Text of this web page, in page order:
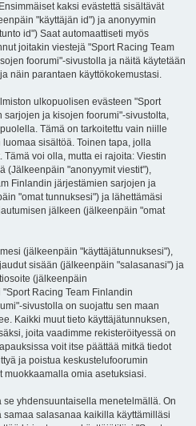
kaksi evästettä sisältävät
"käyttäjän id") ja anonyymin
id") Saat automaattiseti myös
joitakin viestejä "Sport Racing Team
foorumi"-sivustolla ja näitä käytetään
näin parantaen käyttökokemustasi.
ulkopuolisen evästeen "Sport
sarjojen ja kisojen foorumi"-sivustolta,
Tämä on tarkoitettu vain niille
sisältöä. Toinen tapa, jolla
Tämä voi olla, mutta ei rajoita: Viestin
(Jälkeenpäin "anonyymit viestit"),
Finlandin järjestämien sarjojen ja
"omat tunnuksesi") ja lähettämäsi
jälkeen (jälkeenpäin "omat
(jälkeenpäin "käyttäjätunnuksesi"),
sisään (jälkeenpäin "salasanasi") ja
(jälkeenpäin
Racing Team Finlandin
sivustolla on suojattu sen maan
Kaikki muut tieto käyttäjätunnuksen,
joita vaadimme rekisteröityessä on
voit itse päättää mitkä tiedot
ja poistua keskustelufoorumin
muokkaamalla omia asetuksiasi.
yhdensuuntaisella menetelmällä. On
samaa salasanaa kaikilla käyttämilläsi